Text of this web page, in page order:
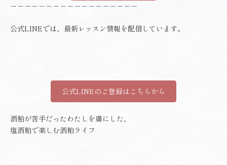
－－－－－－－－－－－－－－－－－－
公式LINEでは、最新レッスン情報を配信しています。
公式LINEのご登録はこちらから
酒粕が苦手だったわたしを虜にした、
塩酒粕で楽しむ酒粕ライフ